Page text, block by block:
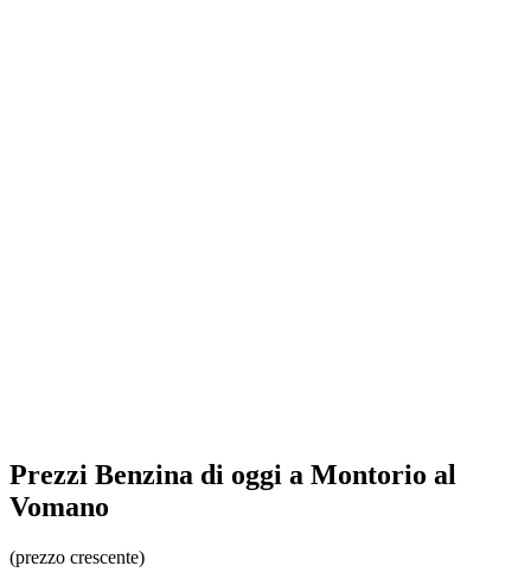
Prezzi Benzina di oggi a Montorio al
Vomano
(prezzo crescente)